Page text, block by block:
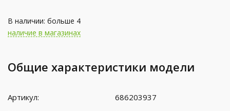
В наличии: больше 4
наличие в магазинах
Общие характеристики модели
Артикул:
686203937